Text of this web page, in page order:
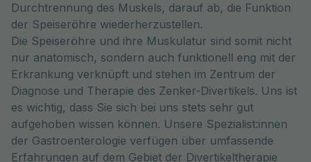
Durchtrennung des Muskels, darauf ab, die Funktion
der Speiseröhre wiederherzustellen.
Die Speiseröhre und ihre Muskulatur sind somit nicht
nur anatomisch, sondern auch funktionell eng mit der
Erkrankung verknüpft und stehen im Zentrum der
Diagnose und Therapie des Zenker-Divertikels. Uns ist
es wichtig, dass Sie sich bei uns stets sehr gut
aufgehoben wissen können. Unsere Spezialist:innen
der Gastroenterologie verfügen über umfassende
Erfahrungen auf dem Gebiet der Divertikeltherapie